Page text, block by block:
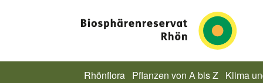
Rhönflora Pflanzen von A bis Z Klima